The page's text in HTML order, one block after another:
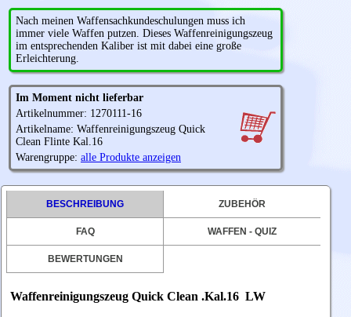
Nach meinen Waffensachkundeschulungen muss ich
immer viele Waffen putzen. Dieses Waffenreinigungszeug
im entsprechenden Kaliber ist mit dabei eine große
Erleichterung.
Im Moment nicht lieferbar
Artikelnummer: 1270111-16
Artikelname: Waffenreinigungszeug Quick
Clean Flinte Kal.16
Warengruppe: alle Produkte anzeigen
BESCHREIBUNG ZUBEHÖR
FAQ WAFFEN - QUIZ
BEWERTUNGEN
Waffenreinigungszeug Quick Clean .Kal.16 LW